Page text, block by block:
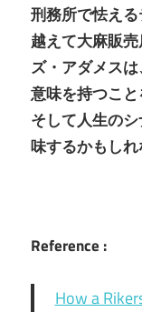
刑務所で怯え
越えて大麻販
ズ・アダメス
意味を持つこと
そして人生の
味するかもしれ
Reference :
How a